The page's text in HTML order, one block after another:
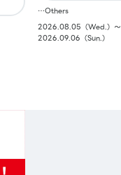
…Others
2026.08.05（Wed.）〜
2026.09.06（Sun.）